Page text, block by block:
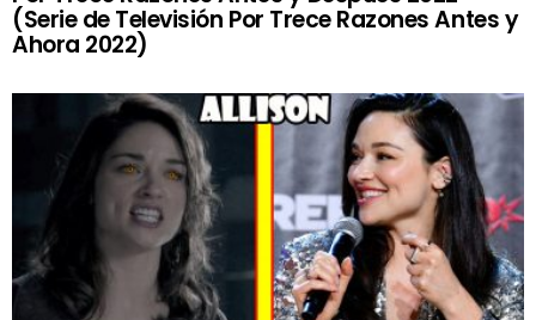
(Serie de Televisión Por Trece Razones Antes y
Ahora 2022)